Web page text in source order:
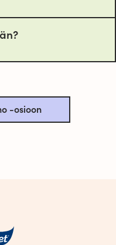
-osioon